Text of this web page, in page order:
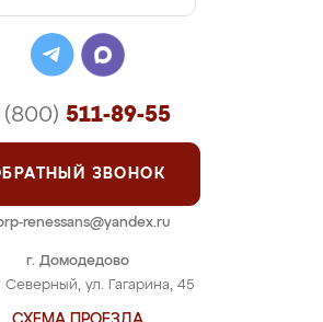
г. Домодедово
Северный, ул. Гагарина, 45
(800) 511-89-55
ЗВОНОК
renessans@yandex.ru